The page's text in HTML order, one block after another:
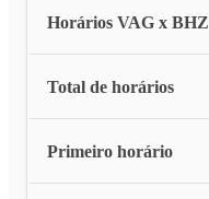
Horários VAG x BHZ
Total de horários
Primeiro horário